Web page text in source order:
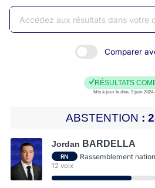
Comparer
RÉSULTATS
Mis à jour le dim. 9 juin 2024
ABSTENTION
Jordan BARDELLA
RN Rassemblement
12 voix